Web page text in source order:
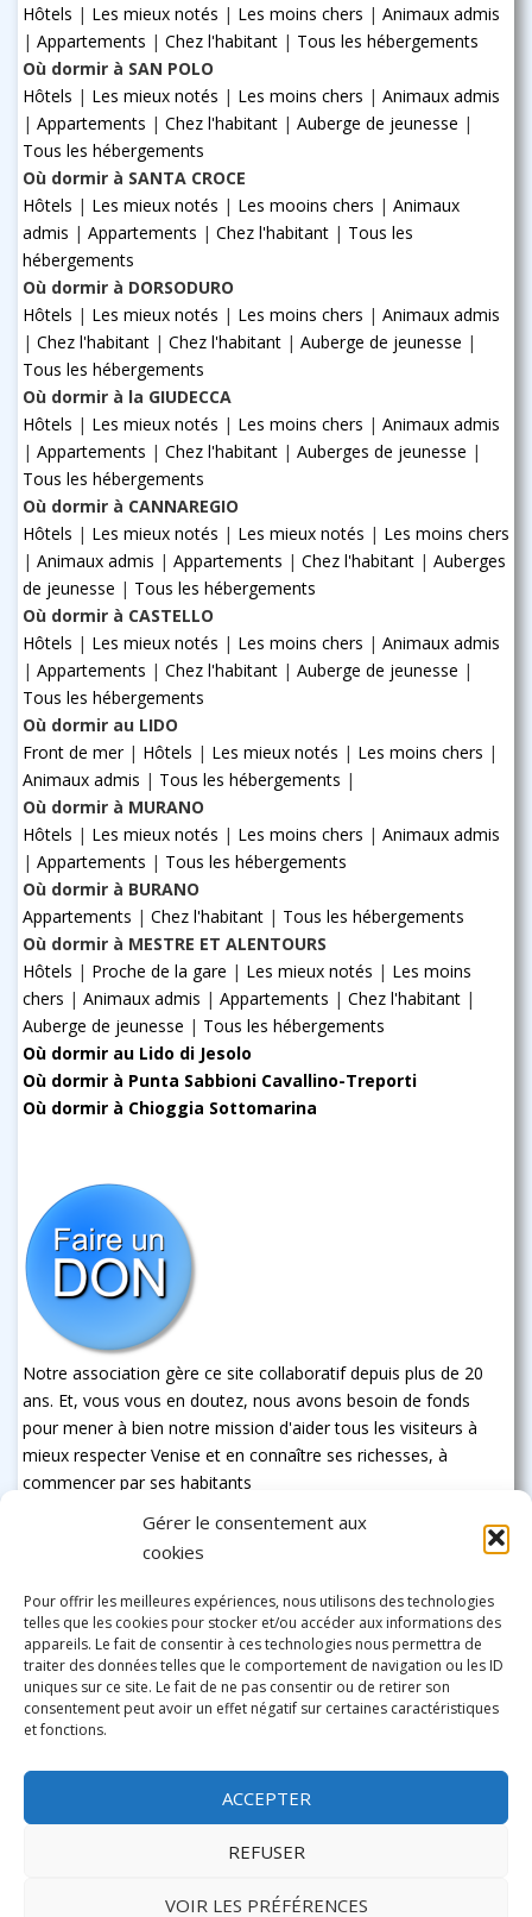
Gérer le consentement aux
cookies
Pour offrir les meilleures expériences, nous utilisons des technologies
telles que les cookies pour stocker et/ou accéder aux informations des
appareils. Le fait de consentir à ces technologies nous permettra de
traiter des données telles que le comportement de navigation ou les ID
uniques sur ce site. Le fait de ne pas consentir ou de retirer son
consentement peut avoir un effet négatif sur certaines caractéristiques
et fonctions.
ACCEPTER
REFUSER
VOIR LES PRÉFÉRENCES
Hôtels | Les mieux notés | Les moins chers | Animaux admis
| Appartements | Chez l'habitant | Tous les hébergements
Où dormir à SAN POLO
Hôtels | Les mieux notés | Les moins chers | Animaux admis
| Appartements | Chez l'habitant | Auberge de jeunesse |
Tous les hébergements
Où dormir à SANTA CROCE
Hôtels | Les mieux notés | Les mooins chers | Animaux
admis | Appartements | Chez l'habitant | Tous les
hébergements
Où dormir à DORSODURO
Hôtels | Les mieux notés | Les moins chers | Animaux admis
| Chez l'habitant | Chez l'habitant | Auberge de jeunesse |
Tous les hébergements
Où dormir à la GIUDECCA
Hôtels | Les mieux notés | Les moins chers | Animaux admis
| Appartements | Chez l'habitant | Auberges de jeunesse |
Tous les hébergements
Où dormir à CANNAREGIO
Hôtels | Les mieux notés | Les mieux notés | Les moins chers
| Animaux admis | Appartements | Chez l'habitant | Auberges
de jeunesse | Tous les hébergements
Où dormir à CASTELLO
Hôtels | Les mieux notés | Les moins chers | Animaux admis
| Appartements | Chez l'habitant | Auberge de jeunesse |
Tous les hébergements
Où dormir au LIDO
Front de mer| Hôtels | Les mieux notés | Les moins chers |
Animaux admis | Tous les hébergements |
Où dormir à MURANO
Hôtels | Les mieux notés | Les moins chers | Animaux admis
| Appartements | Tous les hébergements
Où dormir à BURANO
Appartements | Chez l'habitant | Tous les hébergements
Où dormir à MESTRE ET ALENTOURS
Hôtels | Proche de la gare | Les mieux notés | Les moins
chers | Animaux admis | Appartements | Chez l'habitant |
Auberge de jeunesse | Tous les hébergements
Où dormir au Lido di Jesolo
Où dormir à Punta Sabbioni Cavallino-Treporti
Où dormir à Chioggia Sottomarina
Notre association gère ce site collaboratif depuis plus de 20
ans. Et, vous vous en doutez, nous avons besoin de fonds
pour mener à bien notre mission d'aider tous les visiteurs à
mieux respecter Venise et en connaître ses richesses, à
commencer par ses habitants